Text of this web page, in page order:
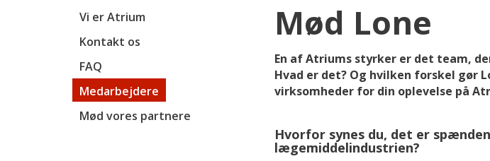
Vi er Atrium
Kontakt os
FAQ
Medarbejdere
Mød vores partnere
Mød Lone
En af Atriums styrker er det team,
Hvad er det? Og hvilken forskel gør
virksomheder for din oplevelse på
Hvorfor synes du, det er
lægemiddelindustrien?